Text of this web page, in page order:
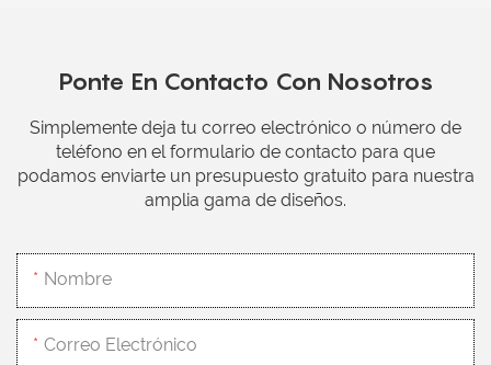
Ponte En Contacto Con Nosotros
Simplemente deja tu correo electrónico o número de
teléfono en el formulario de contacto para que
podamos enviarte un presupuesto gratuito para nuestra
amplia gama de diseños.
Nombre
Correo Electrónico